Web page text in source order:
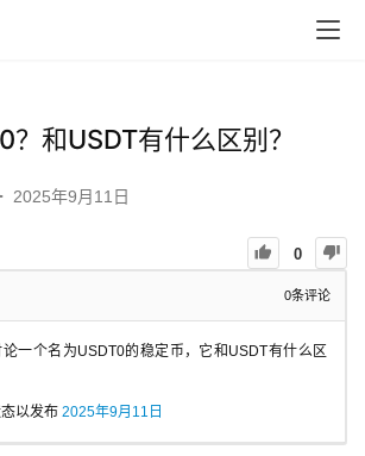
？和USDT有什么区别？
2025年9月11日
0
0条评论
一个名为USDT0的稳定币，它和USDT有什么区
以发布 2025年9月11日